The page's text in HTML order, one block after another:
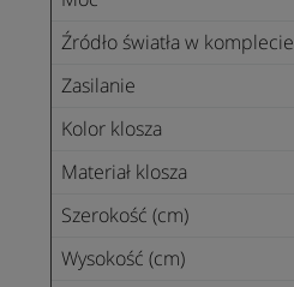
Źródło światła w komplecie
Zasilanie
Kolor klosza
Materiał klosza
Szerokość (cm)
Wysokość (cm)